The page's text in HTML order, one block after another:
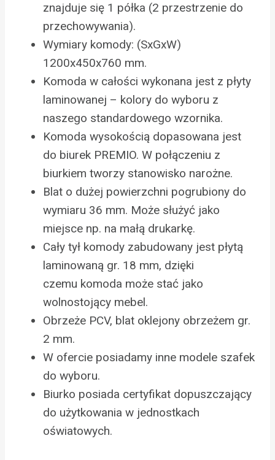
znajduje się 1 półka (2 przestrzenie do
przechowywania).
Wymiary komody: (SxGxW)
1200x450x760 mm.
Komoda w całości wykonana jest z płyty
laminowanej – kolory do wyboru z
naszego standardowego wzornika.
Komoda wysokością dopasowana jest
do biurek PREMIO. W połączeniu z
biurkiem tworzy stanowisko narożne.
Blat o dużej powierzchni pogrubiony do
wymiaru 36 mm. Może służyć jako
miejsce np. na małą drukarkę.
Cały tył komody zabudowany jest płytą
laminowaną gr. 18 mm, dzięki
czemu komoda może stać jako
wolnostojący mebel.
Obrzeże PCV, blat oklejony obrzeżem gr.
2 mm.
W ofercie posiadamy inne modele szafek
do wyboru.
Biurko posiada certyfikat dopuszczający
do użytkowania w jednostkach
oświatowych.